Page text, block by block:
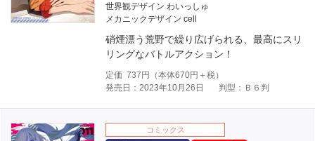
世界観デザイン わいっしゅ
メカニックデザイン cell
硝煙漂う荒野で繰り広げられる、最高にスリ
リングなバトルアクション！
定価 737 円（本体670円＋税）
発売日：2023年10月26日
判型：Ｂ６判
コミックス